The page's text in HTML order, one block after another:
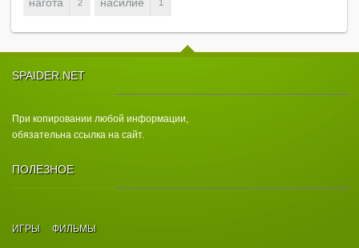
2 1
SPAIDER.NET
При копировании любой информации,
обязательна ссылка на сайт.
ПОЛЕЗНОЕ
ИГРЫ ФИЛЬМЫ